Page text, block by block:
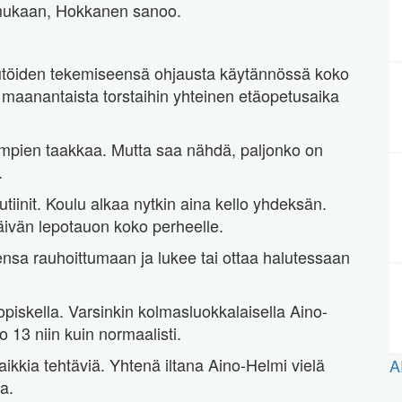
Hokkanen sanoo.
tekemiseensä ohjausta käytännössä koko
torstaihin yhteinen etäopetusaika
taakkaa. Mutta saa nähdä, paljonko on
Koulu alkaa nytkin aina kello yhdeksän.
lepotauon koko perheelle.
rauhoittumaan ja lukee tai ottaa halutessaan
Varsinkin kolmasluokkalaisella Aino-
13 niin kuin normaalisti.
tehtäviä. Yhtenä iltana Aino-Helmi vielä